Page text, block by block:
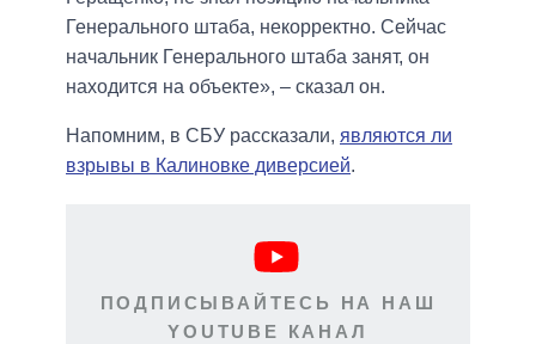
Генерального штаба, некорректно. Сейчас
начальник Генерального штаба занят, он
находится на объекте», – сказал он.
Напомним, в СБУ рассказали, являются ли
взрывы в Калиновке диверсией.
ПОДПИСЫВАЙТЕСЬ НА НАШ
YOUTUBE КАНАЛ